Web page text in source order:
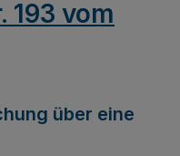
193 vom
über eine